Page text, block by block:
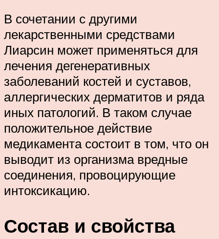
В сочетании с другими
лекарственными средствами
Лиарсин может применяться для
лечения дегенеративных
заболеваний костей и суставов,
аллергических дерматитов и ряда
иных патологий. В таком случае
положительное действие
медикамента состоит в том, что он
выводит из организма вредные
соединения, провоцирующие
интоксикацию.
Состав и свойства